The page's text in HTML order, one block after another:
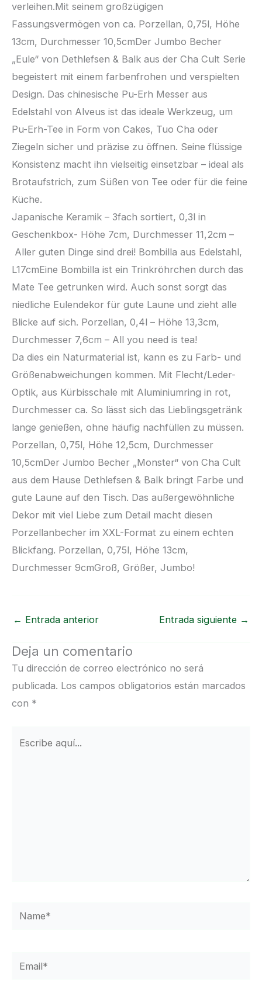
verleihen.Mit seinem großzügigen
Fassungsvermögen von ca. Porzellan, 0,75l, Höhe
13cm, Durchmesser 10,5cmDer Jumbo Becher
„Eule“ von Dethlefsen & Balk aus der Cha Cult Serie
begeistert mit einem farbenfrohen und verspielten
Design. Das chinesische Pu-Erh Messer aus
Edelstahl von Alveus ist das ideale Werkzeug, um
Pu-Erh-Tee in Form von Cakes, Tuo Cha oder
Ziegeln sicher und präzise zu öffnen. Seine flüssige
Konsistenz macht ihn vielseitig einsetzbar – ideal als
Brotaufstrich, zum Süßen von Tee oder für die feine
Küche.
Japanische Keramik – 3fach sortiert, 0,3l in
Geschenkbox- Höhe 7cm, Durchmesser 11,2cm –
Aller guten Dinge sind drei! Bombilla aus Edelstahl,
L17cmEine Bombilla ist ein Trinkröhrchen durch das
Mate Tee getrunken wird. Auch sonst sorgt das
niedliche Eulendekor für gute Laune und zieht alle
Blicke auf sich. Porzellan, 0,4l – Höhe 13,3cm,
Durchmesser 7,6cm – All you need is tea!
Da dies ein Naturmaterial ist, kann es zu Farb- und
Größenabweichungen kommen. Mit Flecht/Leder-
Optik, aus Kürbisschale mit Aluminiumring in rot,
Durchmesser ca. So lässt sich das Lieblingsgetränk
lange genießen, ohne häufig nachfüllen zu müssen.
Porzellan, 0,75l, Höhe 12,5cm, Durchmesser
10,5cmDer Jumbo Becher „Monster“ von Cha Cult
aus dem Hause Dethlefsen & Balk bringt Farbe und
gute Laune auf den Tisch. Das außergewöhnliche
Dekor mit viel Liebe zum Detail macht diesen
Porzellanbecher im XXL-Format zu einem echten
Blickfang. Porzellan, 0,75l, Höhe 13cm,
Durchmesser 9cmGroß, Größer, Jumbo!
← Entrada anterior Entrada siguiente →
Deja un comentario
Tu dirección de correo electrónico no será
publicada. Los campos obligatorios están marcados
con *
Name*
Email*